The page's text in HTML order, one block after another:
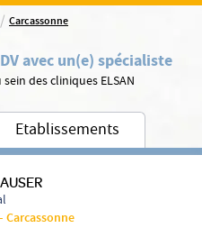
/ Carcassonne
avec un(e) spécialiste
des cliniques ELSAN
Etablissements